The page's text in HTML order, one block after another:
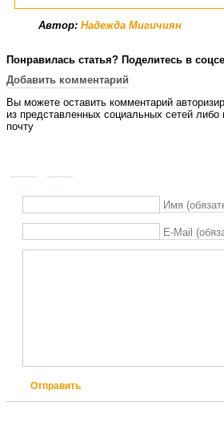
Автор: Надежда Мигичиян
Понравилась статья? Поделитесь в
Добавить комментарий
Вы можете оставить комментарий
из представленных социальных сетей либо
почту
Имя
E-Mail
Отправить